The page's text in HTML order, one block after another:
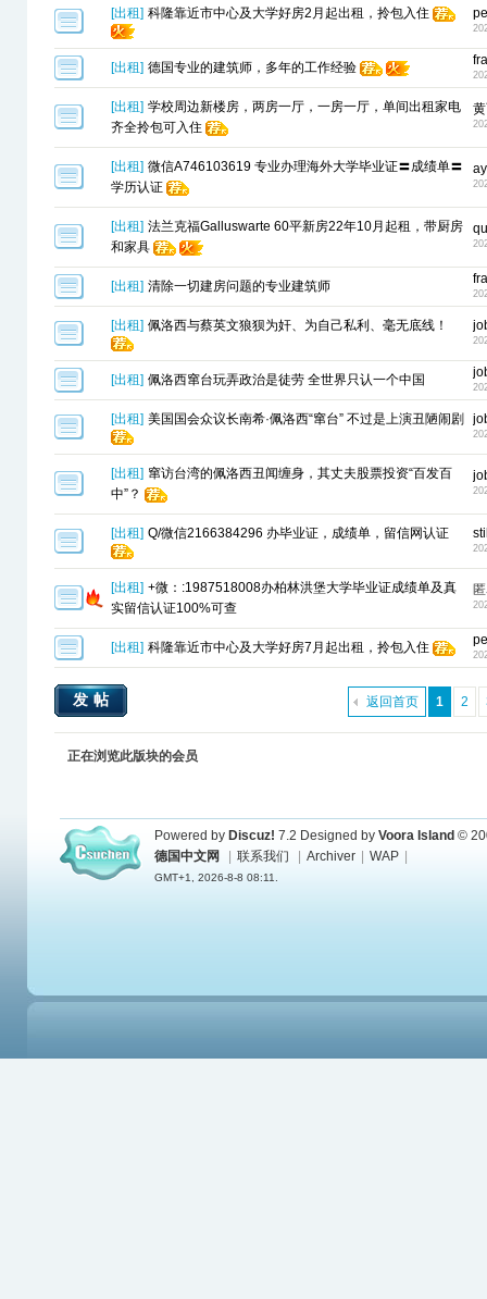
[出租] 科隆靠近市中心及大学好房2月起出租，拎包入住
[出租] 德国专业的建筑师，多年的工作经验
[出租] 学校周边新楼房，两房一厅，一房一厅，单间出租家电
齐全拎包可入住
[出租] 微信A746103619 专业办理海外大学毕业证〓成绩单〓
学历认证
[出租] 法兰克福Galluswarte 60平新房22年10月起租，带厨房
和家具
[出租] 清除一切建房问题的专业建筑师
[出租] 佩洛西与蔡英文狼狈为奸、为自己私利、毫无底线！
[出租] 佩洛西窜台玩弄政治是徒劳 全世界只认一个中国
[出租] 美国国会众议长南希·佩洛西“窜台” 不过是上演丑陋闹剧
[出租] 窜访台湾的佩洛西丑闻缠身，其丈夫股票投资“百发百
中”？
[出租] Q/微信2166384296 办毕业证，成绩单，留信网认证
[出租] +微：:1987518008办柏林洪堡大学毕业证成绩单及真
实留信认证100%可查
[出租] 科隆靠近市中心及大学好房7月起出租，拎包入住
1 2
返回首页
发帖
正在浏览此版块的会员
Powered by Discuz! 7.2 Designed by Voora Island ©
德国中文网
联系我们 Archiver WAP
GMT+1, 2026-8-8 08:11.